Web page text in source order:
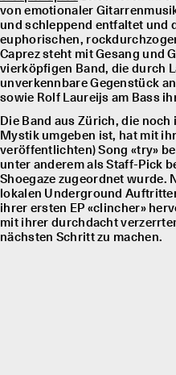
von emotionaler
und schleppend entfaltet und
euphorischen,
Caprez steht mit Gesang und
vierköpfigen Band, die durch
unverkennbare Gegenstück
sowie Rolf Laureĳs am Bass
Die Band aus Zürich, die
Mystik umgeben ist, hat mit
veröffentlichten) Song «try»
unter anderem als Staff-Pick
Shoegaze zugeordnet wurde.
lokalen Underground
ihrer ersten EP «clincher»
mit ihrer durchdacht
nächsten Schritt zu machen.